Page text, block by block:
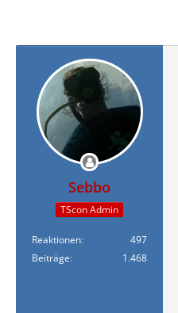
Sebbo
TScon Admin
Reaktionen
497
Beiträge
1.468